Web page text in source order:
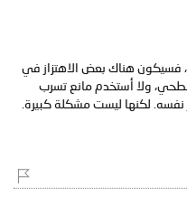
فسيكون هناك بعض الاهتزاز في
ولا أستخدم مانع تسرب
نفسه. لكنها ليست مشكلة كبيرة.